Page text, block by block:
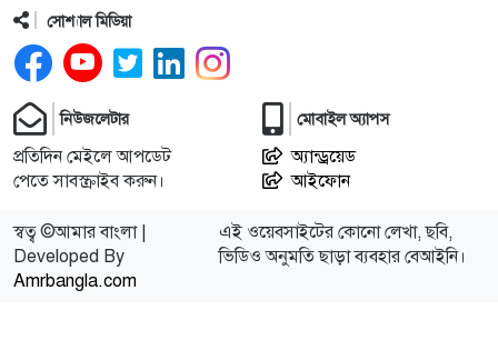
সোশ্যাল মিডিয়া
নিউজলেটার
প্রতিদিন মেইলে আপডেট
পেতে সাবস্ক্রাইব করুন।
মোবাইল অ্যাপস
অ্যান্ড্রয়েড
আইফোন
স্বত্ব ©আমার বাংলা |
Developed By
Amrbangla.com
এই ওয়েবসাইটের কোনো লেখা, ছবি,
ভিডিও অনুমতি ছাড়া ব্যবহার বেআইনি।